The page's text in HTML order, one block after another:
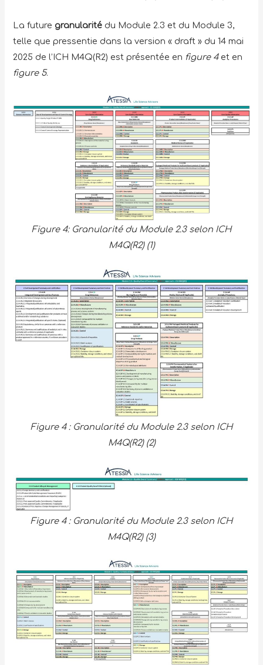
La future granularité du Module 2.3 et du Module 3,
telle que pressentie dans la version « draft » du 14 mai
2025 de l’ICH M4Q(R2) est présentée en figure 4et en
figure 5.
Figure 4: Granularité du Module 2.3 selon ICH
M4Q(R2) (1)
Figure 4 : Granularité du Module 2.3 selon ICH
M4Q(R2) (2)
Figure 4 : Granularité du Module 2.3 selon ICH
M4Q(R2) (3)